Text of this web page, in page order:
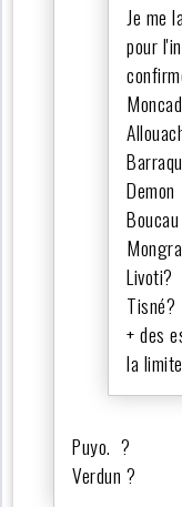
Je me
pour
Demon
Boucau
Livoti?
Tisné?
+ des
la limite
Puyo. ?
Verdun ?